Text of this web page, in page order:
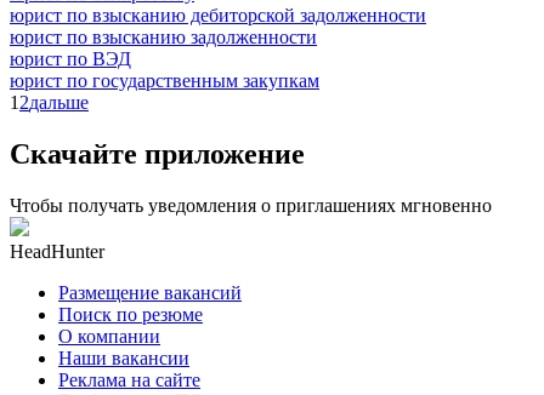
юрист по взысканию дебиторской задолженности
юрист по взысканию задолженности
юрист по ВЭД
юрист по государственным закупкам
1 2дальше
Скачайте приложение
Чтобы получать уведомления о приглашениях мгновенно
HeadHunter
Размещение вакансий
Поиск по резюме
О компании
Наши вакансии
Реклама на сайте